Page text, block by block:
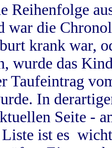
Reihenfolge
war die
krank war,
wurde das
Taufeintrag
In
Seite -
ist es